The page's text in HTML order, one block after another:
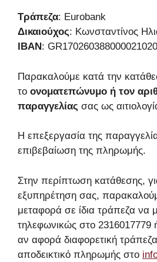
Τράπεζα: Eurobank
Δικαιούχος: Κωνσταντίνος
IBAN:
Παρακαλούμε κατά την
το ονοματεπώνυμο ή τον
παραγγελίας σας ως
Η επεξεργασία της
επιβεβαίωση της πληρωμής.
Στην περίπτωση κατάθεσης,
εξυπηρέτηση σας,
μεταφορά σε ίδια τράπεζα να
τηλεφωνικώς στο
αν αφορά διαφορετική
αποδεικτικό πληρωμής στο